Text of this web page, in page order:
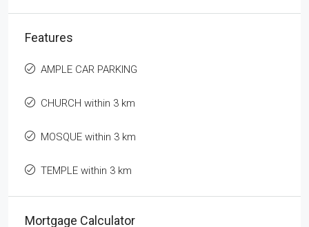
Features
AMPLE CAR PARKING
CHURCH within 3 km
MOSQUE within 3 km
TEMPLE within 3 km
Mortgage Calculator